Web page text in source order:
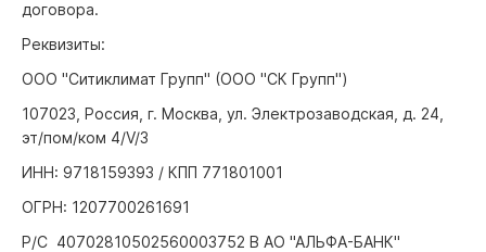
договора.
Реквизиты:
ООО "Ситиклимат Групп" (ООО "СК Групп")
107023, Россия, г. Москва, ул. Электрозаводская, д. 24,
эт/пом/ком 4/V/3
ИНН: 9718159393 / КПП 771801001
ОГРН: 1207700261691
Р/С 40702810502560003752 В АО "АЛЬФА-БАНК"